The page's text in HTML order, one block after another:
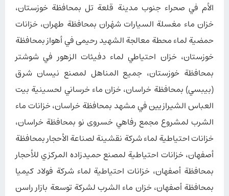
الأم في صحراء جنوب مدینة قلعة تل بمحافظة خوزستان،
خزان ماء مغسلة السيارات شهْران بمحافظة طهران، خزانات
حمضية لماء محطة معالجة الشهید رحیمی في أهواز بمحافظة
خوزستان، خزان احتياطي لماء دفيئات الزهور في شوشتر
بمحافظة خوزستان، جمیع المناهل لمصنع نيسان شرق
(بيبسي) بمحافظة خراسان، خزان ماء خرساني لحسينية بيت
العباس الشيرازيین في مشهد بمحافظة خراسان، خزانات ماء
الشرب لمشروع مجمع رفاهي خسروی نو بمحافظة خراسان،
خزانات احتیاطية لماء شركة نقشينة لصناعة الأحجار بمحافظة
أصفهان، خزانات احتياطية لمصنع حميدزاده المركزي للأحجار
بمحافظة أصفهان، خزانات احتياطية لماء شركة فولاد كيميا
بمحافظة أصفهان، خزان ماء الشرب لشركة توسعة بازار راسن